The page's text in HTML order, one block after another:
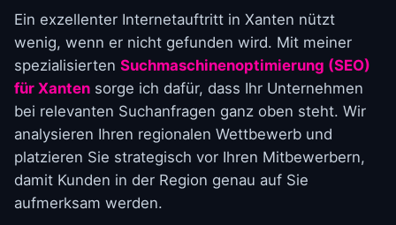
Ein exzellenter Internetauftritt in Xanten nützt
wenig, wenn er nicht gefunden wird. Mit meiner
spezialisierten Suchmaschinenoptimierung (SEO)
für Xanten sorge ich dafür, dass Ihr Unternehmen
bei relevanten Suchanfragen ganz oben steht. Wir
analysieren Ihren regionalen Wettbewerb und
platzieren Sie strategisch vor Ihren Mitbewerbern,
damit Kunden in der Region genau auf Sie
aufmerksam werden.